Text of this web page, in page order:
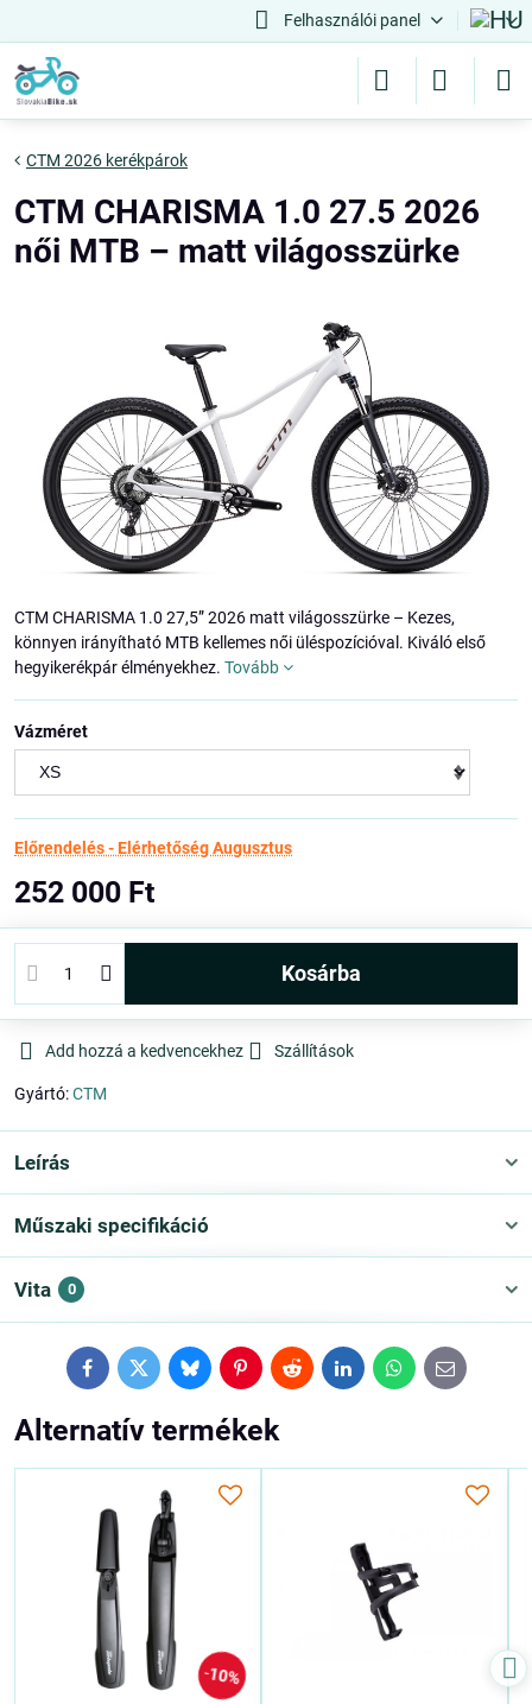
Felhasználói panel
CTM 2026 kerékpárok
CTM CHARISMA 1.0 27.5 2026
női MTB – matt világosszürke
CTM CHARISMA 1.0 27,5” 2026 matt világosszürke – Kezes,
könnyen irányítható MTB kellemes női üléspozícióval. Kiváló első
hegyikerékpár élményekhez. Tovább
Vázméret
Előrendelés - Elérhetőség Augusztus
252 000 Ft
kosárba
Add hozzá a kedvencekhez Szállítások
Gyártó:CTM
Leírás
Műszaki specifikáció
Vita 0
FacebookTwitterBlueskyPinterestRedditLinkedInWhatsApp
E-
mail
Alternatív termékek
10%